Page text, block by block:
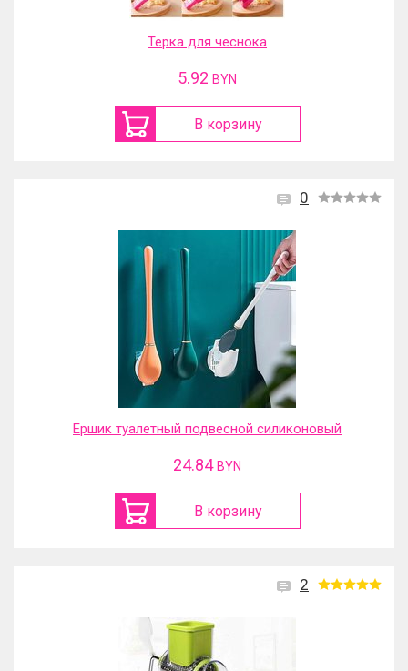
Терка для чеснока
5.92 BYN
В корзину
0
Ершик туалетный подвесной силиконовый
24.84 BYN
В корзину
2